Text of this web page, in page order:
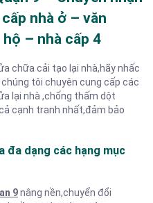
nhà ở – văn
– nhà cấp 4
chữa cải tạo lại nhà,hãy nhấc
tôi chuyên cung cấp các
lại nhà ,chống thấm dột
cạnh tranh nhất,đảm bảo
đa dạng các hạng mục
9nâng nền,chuyển đổi